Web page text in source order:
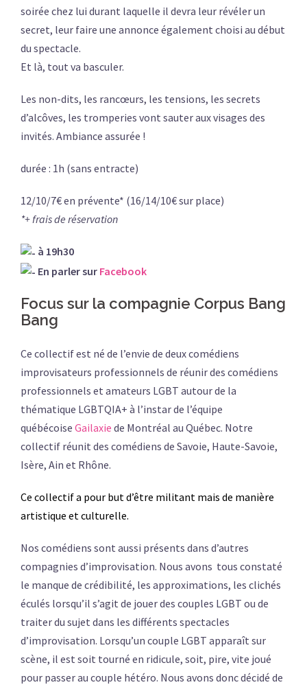
soirée chez lui durant laquelle il devra leur révéler un
secret, leur faire une annonce également choisi au début
du spectacle.
Et là, tout va basculer.
Les non-dits, les rancœurs, les tensions, les secrets
d’alcôves, les tromperies vont sauter aux visages des
invités. Ambiance assurée !
durée : 1h (sans entracte)
12/10/7€ en prévente* (16/14/10€ sur place)
*+ frais de réservation
à 19h30
En parler sur Facebook
Focus sur la compagnie Corpus Bang
Bang
Ce collectif est né de l’envie de deux comédiens
improvisateurs professionnels de réunir des comédiens
professionnels et amateurs LGBT autour de la
thématique LGBTQIA+ à l’instar de l’équipe
québécoise Gailaxie de Montréal au Québec. Notre
collectif réunit des comédiens de Savoie, Haute-Savoie,
Isère, Ain et Rhône.
Ce collectif a pour but d’être militant mais de manière
artistique et culturelle.
Nos comédiens sont aussi présents dans d’autres
compagnies d’improvisation. Nous avons tous constaté
le manque de crédibilité, les approximations, les clichés
éculés lorsqu’il s’agit de jouer des couples LGBT ou de
traiter du sujet dans les différents spectacles
d’improvisation. Lorsqu’un couple LGBT apparaît sur
scène, il est soit tourné en ridicule, soit, pire, vite joué
pour passer au couple hétéro. Nous avons donc décidé de